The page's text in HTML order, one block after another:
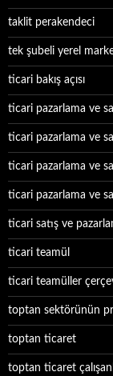
taklit perakendeci
tek şubeli yerel
ticari bakış açısı
ticari pazarlama ve
ticari pazarlama ve
ticari pazarlama ve
ticari pazarlama ve
ticari satış ve
ticari teamül
ticari teamüller
toptan sektörünün
toptan ticaret
toptan ticaret